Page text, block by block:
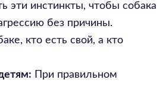
эти инстинкты, чтобы собака
без причины.
кто есть свой, а кто
При правильном